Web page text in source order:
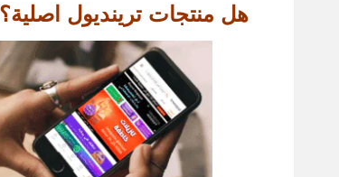
هل منتجات ترينديول اصلية؟